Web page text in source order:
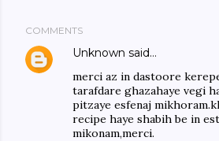
COMMENTS
Unknown said…
merci az in dastoore
tarafdare ghazahaye vegi
pitzaye esfenaj
recipe haye shabih be in
mikonam,merci.